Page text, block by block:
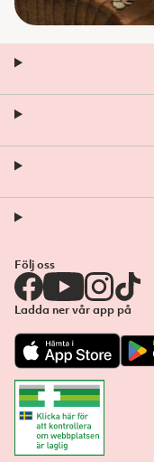
Följ oss
Ladda ner vår app på